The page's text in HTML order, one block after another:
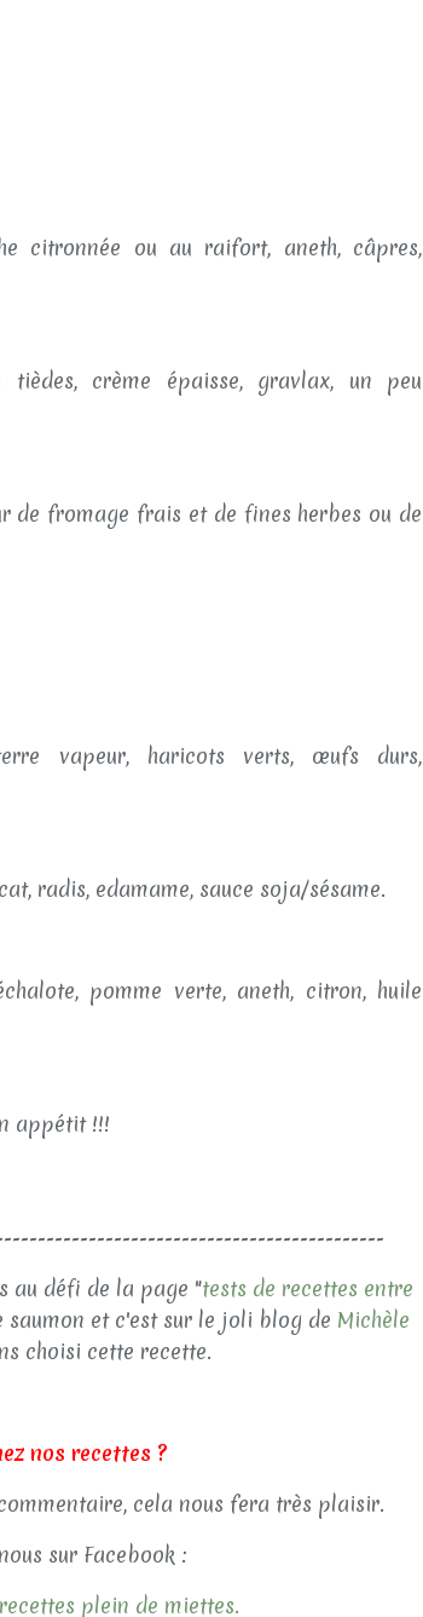
citronnée ou au raifort, aneth, câpres,
crème épaisse, gravlax, un peu
de fromage frais et de fines herbes ou de
vapeur, haricots verts, œufs durs,
radis, edamame, sauce soja/sésame.
pomme verte, aneth, citron, huile
appétit !!!
au défi de la page "tests de recettes entre
saumon et c'est sur le joli blog de Michèle
choisi cette recette.
nos recettes ?
cela nous fera très plaisir.
sur Facebook :
plein de miettes.